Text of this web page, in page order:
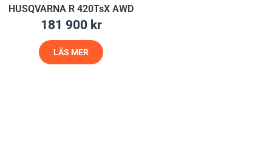
HUSQVARNA R 420TsX AWD
181 900 kr
LÄS MER